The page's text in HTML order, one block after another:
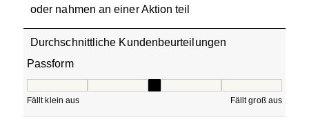
oder nahmen an einer Aktion teil
Durchschnittliche Kundenbeurteilungen
Passform
Fällt klein aus Fällt groß aus